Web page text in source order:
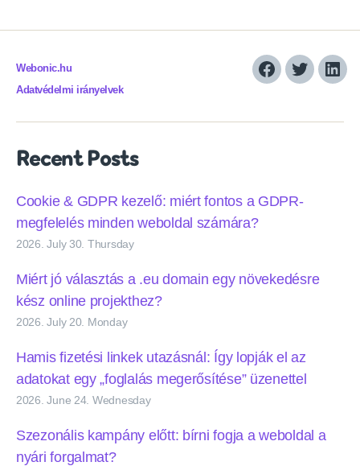
Webonic.hu
Adatvédelmi irányelvek
Facebook
Twitter
Recent Posts
Cookie & GDPR kezelő: miért fontos a GDPR-
megfelelés minden weboldal számára?
2026. July 30. Thursday
Miért jó választás a .eu domain egy növekedésre
kész online projekthez?
2026. July 20. Monday
Hamis fizetési linkek utazásnál: Így lopják el az
adatokat egy „foglalás megerősítése” üzenettel
2026. June 24. Wednesday
Szezonális kampány előtt: bírni fogja a weboldal a
nyári forgalmat?